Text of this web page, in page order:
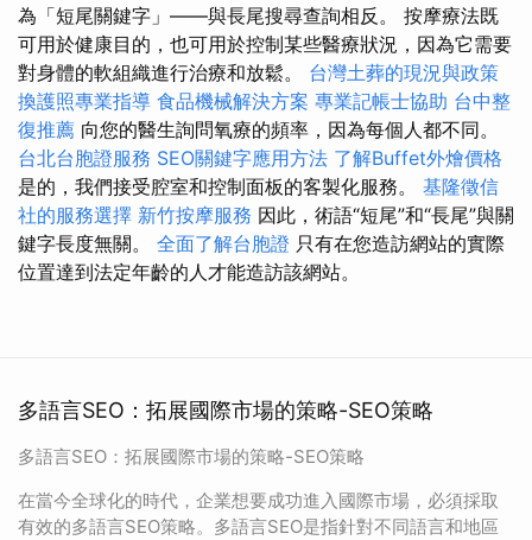
為「短尾關鍵字」——與長尾搜尋查詢相反。 按摩療法既
可用於健康目的，也可用於控制某些醫療狀況，因為它需要
對身體的軟組織進行治療和放鬆。 台灣土葬的現況與政策
換護照專業指導 食品機械解決方案 專業記帳士協助 台中整
復推薦 向您的醫生詢問氧療的頻率，因為每個人都不同。
台北台胞證服務 SEO關鍵字應用方法 了解Buffet外燴價格
是的，我們接受腔室和控制面板的客製化服務。 基隆徵信
社的服務選擇 新竹按摩服務 因此，術語“短尾”和“長尾”與關
鍵字長度無關。 全面了解台胞證 只有在您造訪網站的實際
位置達到法定年齡的人才能造訪該網站。
多語言SEO：拓展國際市場的策略-SEO策略
多語言SEO：拓展國際市場的策略-SEO策略
在當今全球化的時代，企業想要成功進入國際市場，必須採取
有效的多語言SEO策略。多語言SEO是指針對不同語言和地區